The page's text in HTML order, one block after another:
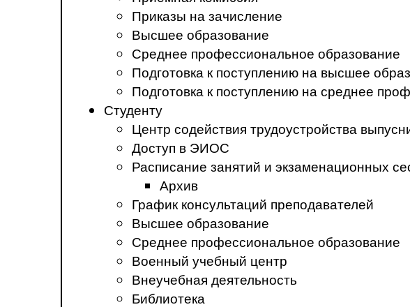
Приказы на зачисление
Высшее образование
Среднее профессиональное образование
Подготовка к поступлению на высшее
Подготовка к поступлению на среднее
Студенту
Центр содействия трудоустройства
Доступ в ЭИОС
Расписание занятий и экзаменационных
Архив
График консультаций преподавателей
Высшее образование
Среднее профессиональное образование
Военный учебный центр
Внеучебная деятельность
Библиотека